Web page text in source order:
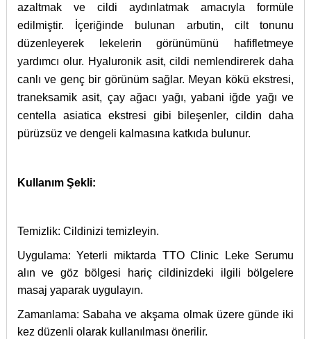
azaltmak ve cildi aydınlatmak amacıyla formüle
edilmiştir. İçeriğinde bulunan arbutin, cilt tonunu
düzenleyerek lekelerin görünümünü hafifletmeye
yardımcı olur. Hyaluronik asit, cildi nemlendirerek daha
canlı ve genç bir görünüm sağlar. Meyan kökü ekstresi,
traneksamik asit, çay ağacı yağı, yabani iğde yağı ve
centella asiatica ekstresi gibi bileşenler, cildin daha
pürüzsüz ve dengeli kalmasına katkıda bulunur.
Kullanım Şekli:
Temizlik: Cildinizi temizleyin.
Uygulama: Yeterli miktarda TTO Clinic Leke Serumu
alın ve göz bölgesi hariç cildinizdeki ilgili bölgelere
masaj yaparak uygulayın.
Zamanlama: Sabaha ve akşama olmak üzere günde iki
kez düzenli olarak kullanılması önerilir.